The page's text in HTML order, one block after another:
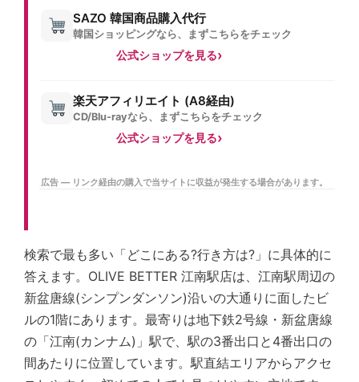
SAZO 韓国商品購入代行
韓国ショッピングなら、まずこちらをチェック
公式ショップを見る
楽天アフィリエイト (A8経由)
CD/Blu-rayなら、まずこちらをチェック
公式ショップを見る
広告 — リンク経由の購入で当サイトに収益が発生する場合があります。
検索で最も多い「どこにある?行き方は?」に具体的に
答えます。OLIVE BETTER 江南駅店は、江南駅周辺の
新盆唐線(シンプンダンソン)沿いの大通りに面したビ
ルの1階にあります。最寄りは地下鉄2号線・新盆唐線
の「江南(カンナム)」駅で、駅の3番出口と4番出口の
間あたりに位置しています。駅直結エリアからアクセ